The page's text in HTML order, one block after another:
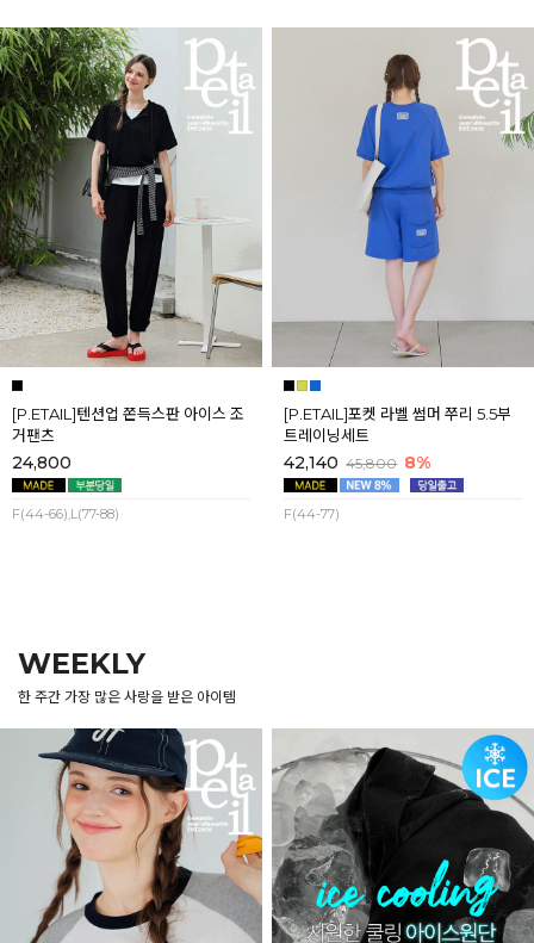
[P.ETAIL]텐션업 쫀득스판 아이스 조
거팬츠
24,800
F(44-66),L(77-88)
[P.ETAIL]포켓 라벨 썸머 쭈리 5.5부
트레이닝세트
42,140 45,800 8%
F(44-77)
WEEKLY
한 주간 가장 많은 사랑을 받은 아이템